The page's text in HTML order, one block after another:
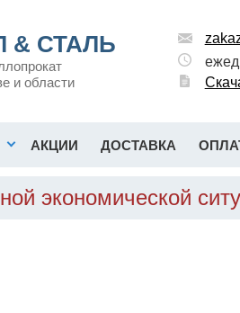
& СТАЛЬ
и области
АКЦИИ ДОСТАВКА
экономической